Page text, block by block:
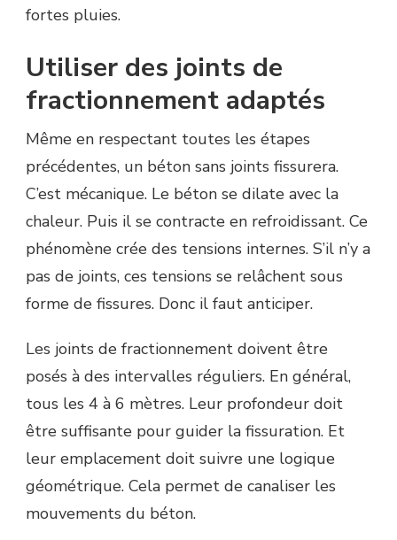
fortes pluies.
Utiliser des joints de
fractionnement adaptés
Même en respectant toutes les étapes
précédentes, un béton sans joints fissurera.
C’est mécanique. Le béton se dilate avec la
chaleur. Puis il se contracte en refroidissant. Ce
phénomène crée des tensions internes. S’il n’y a
pas de joints, ces tensions se relâchent sous
forme de fissures. Donc il faut anticiper.
Les joints de fractionnement doivent être
posés à des intervalles réguliers. En général,
tous les 4 à 6 mètres. Leur profondeur doit
être suffisante pour guider la fissuration. Et
leur emplacement doit suivre une logique
géométrique. Cela permet de canaliser les
mouvements du béton.